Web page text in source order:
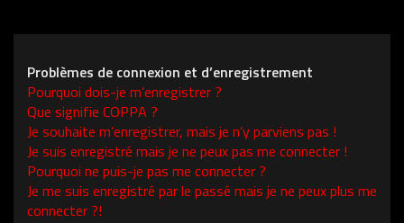
Problèmes de connexion et d’enregistrement
Pourquoi dois-je m’enregistrer ?
Que signifie COPPA ?
Je souhaite m’enregistrer, mais je n’y parviens pas !
Je suis enregistré mais je ne peux pas me connecter !
Pourquoi ne puis-je pas me connecter ?
Je me suis enregistré par le passé mais je ne peux plus me
connecter ?!